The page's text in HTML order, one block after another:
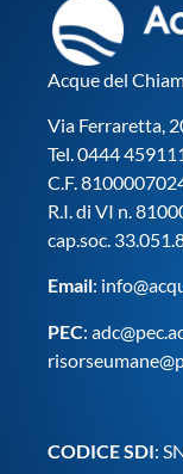
Acque del
Via Ferraretta,
Tel. 0444
C.F.
R.I. di VI n.
cap.soc.
Email:
PEC:
CODICE SDI: